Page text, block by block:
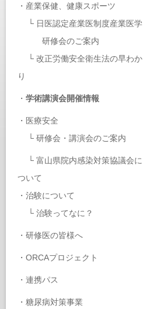
・ 産業保健、健康スポーツ
└ 日医認定産業医制度産業医学
研修会のご案内
└ 改正労働安全衛生法の早わか
り
・ 学術講演会開催情報
・ 医療安全
└ 研修会・講演会のご案内
└ 富山県院内感染対策協議会に
ついて
・ 治験について
└ 治験ってなに？
・ 研修医の皆様へ
・ ORCAプロジェクト
・ 連携パス
・ 糖尿病対策事業